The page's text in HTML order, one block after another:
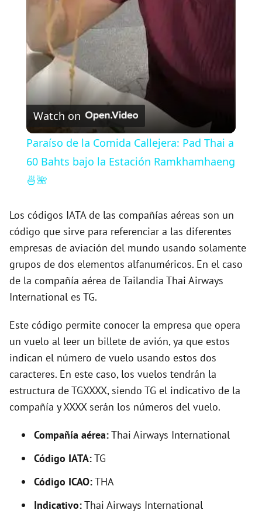
a
y
V
i
e
o
Watch on
Paraíso de la Comida Callejera: Pad Thai a
60 Bahts bajo la Estación Ramkhamhaeng
🍜🌺
Los códigos IATA de las compañías aéreas son un
código que sirve para referenciar a las diferentes
empresas de aviación del mundo usando solamente
grupos de dos elementos alfanuméricos. En el caso
de la compañía aérea de Tailandia Thai Airways
International es TG.
Este código permite conocer la empresa que opera
un vuelo al leer un billete de avión, ya que estos
indican el número de vuelo usando estos dos
caracteres. En este caso, los vuelos tendrán la
estructura de TGXXXX, siendo TG el indicativo de la
compañía y XXXX serán los números del vuelo.
Compañía aérea:Thai Airways International
Código IATA:TG
Código ICAO:THA
Indicativo:Thai Airways International